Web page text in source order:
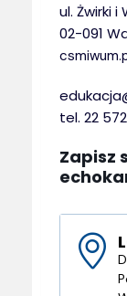
ul. Żwirki i
02-091
tel. 22
Zapisz